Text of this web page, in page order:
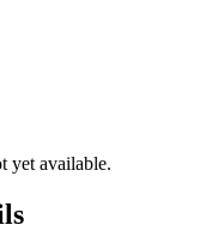
yet available.